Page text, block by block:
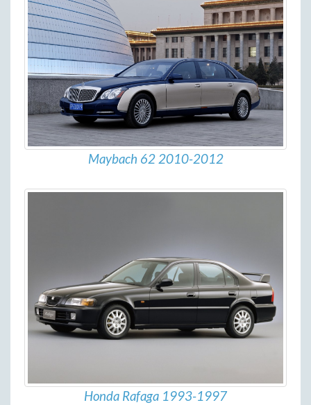
Maybach 62 2010-2012
Honda Rafaga 1993-1997